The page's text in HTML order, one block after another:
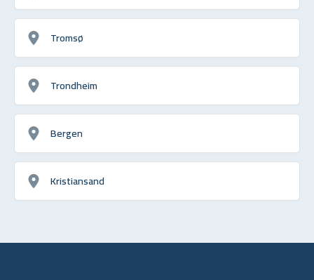
Tromsø
Trondheim
Bergen
Kristiansand